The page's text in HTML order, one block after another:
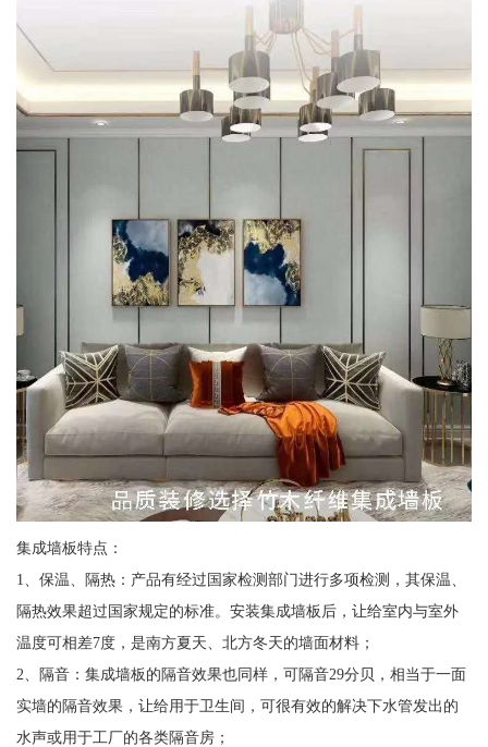
集成墙板特点：
1、保温、隔热：产品有经过国家检测部门进行多项检测，其保温、
隔热效果超过国家规定的标准。安装集成墙板后，让给室内与室外
温度可相差7度，是南方夏天、北方冬天的墙面材料；
2、隔音：集成墙板的隔音效果也同样，可隔音29分贝，相当于一面
实墙的隔音效果，让给用于卫生间，可很有效的解决下水管发出的
水声或用于工厂的各类隔音房；